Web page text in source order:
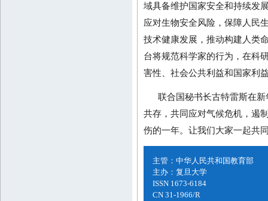
域具备维护国家安全和持续发
应对生物安全风险，保障人民
技术健康发展，推动构建人类
台将规范科学家的行为，在科
害性、社会公共利益和国家利
联合国秘书长古特雷斯在
共存，共同应对气候危机，遏
伤的一年。让我们大家一起共